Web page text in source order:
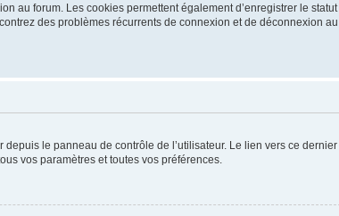
au forum. Les cookies permettent également d’enregistrer le
des problèmes récurrents de connexion et de déconnexion au
le panneau de contrôle de l’utilisateur. Le lien vers ce dernier
vos paramètres et toutes vos préférences.